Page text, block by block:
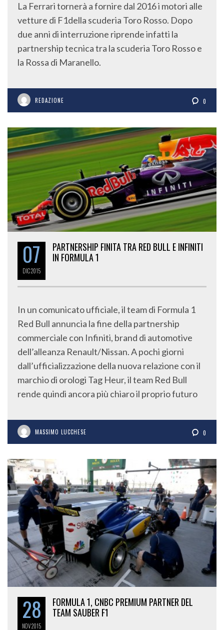
La Ferrari tornerà a fornire dal 2016 i motori alle
vetture di F1della scuderia Toro Rosso. Dopo
due anni di interruzione riprende infatti la
partnership tecnica tra la scuderia Toro Rosso e
la Rossa di Maranello.
REDAZIONE 0
07
DIC2015
PARTNERSHIP FINITA TRA RED BULL E INFINITI
IN FORMULA 1
In un comunicato ufficiale, il team di Formula 1
Red Bull annuncia la fine della partnership
commerciale con Infiniti, brand di automotive
dell’alleanza Renault/Nissan. A pochi giorni
dall’ufficializzazione della nuova relazione con il
marchio di orologi Tag Heur, il team Red Bull
rende quindi ancora più chiaro il proprio futuro
MASSIMO LUCCHESE 0
28
NOV2015
FORMULA 1, CNBC PREMIUM PARTNER DEL
TEAM SAUBER F1